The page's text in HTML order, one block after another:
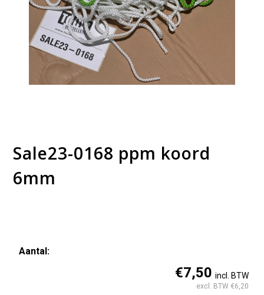
Sale23-0168 ppm koord
6mm
Aantal:
€7,50 incl. BTW
excl. BTW €6,20